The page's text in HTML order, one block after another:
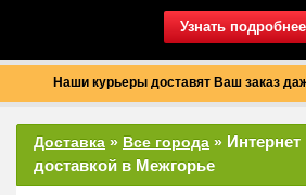
Узнать подробнее
Наши курьеры доставят Ваш заказ
Доставка » Все города »
доставкой в Межгорье